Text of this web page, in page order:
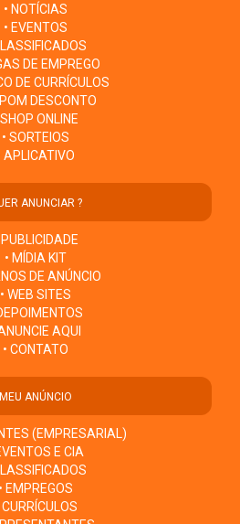
• NOTÍCIAS
• EVENTOS
DE EMPREGO
DE CURRÍCULOS
DESCONTO
SHOP ONLINE
• SORTEIOS
APLICATIVO
ANUNCIAR ?
PUBLICIDADE
• MÍDIA KIT
DE ANÚNCIO
• WEB SITES
AQUI
• CONTATO
MEU ANÚNCIO
(EMPRESARIAL)
E CIA
• EMPREGOS
CURRÍCULOS